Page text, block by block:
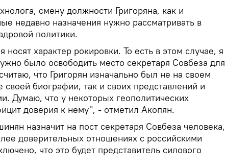
смену должности Григоряна, как и
недавно назначения нужно рассматривать в
политики.
носят характер рокировки. То есть в этом случае, я
было освободить место секретаря Совбеза для
что Григорян изначально был не на своем
своей биографии, так и своих представлений и
Думаю, что у некоторых геополитических
доверия к нему", - отметил Акопян.
назначит на пост секретаря Совбеза человека,
доверительных отношениях с российскими
что это будет представитель силового